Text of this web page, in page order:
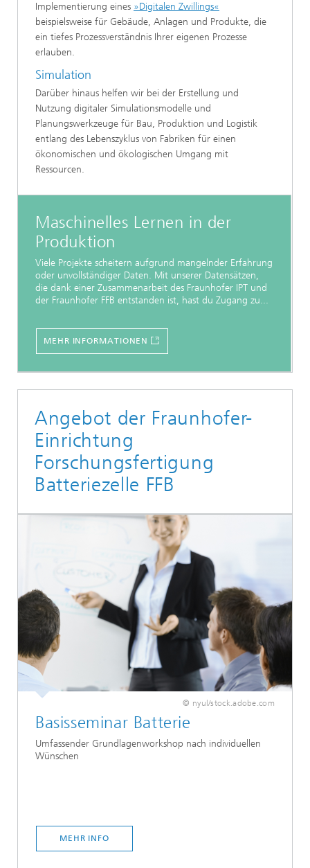
Implementierung eines »Digitalen Zwillings«
beispielsweise für Gebäude, Anlagen und Produkte, die
ein tiefes Prozessverständnis Ihrer eigenen Prozesse
erlauben.
Simulation
Darüber hinaus helfen wir bei der Erstellung und
Nutzung digitaler Simulationsmodelle und
Planungswerkzeuge für Bau, Produktion und Logistik
entlang des Lebenszyklus von Fabriken für einen
ökonomischen und ökologischen Umgang mit
Ressourcen.
Maschinelles Lernen in der
Produktion
Viele Projekte scheitern aufgrund mangelnder Erfahrung
oder unvollständiger Daten. Mit unserer Datensätzen,
die dank einer Zusammenarbeit des Fraunhofer IPT und
der Fraunhofer FFB entstanden ist, hast du Zugang zu...
MEHR INFORMATIONEN
Angebot der Fraunhofer-
Einrichtung
Forschungsfertigung
Batteriezelle FFB
© nyul/stock.adobe.com
Basisseminar Batterie
Umfassender Grundlagenworkshop nach individuellen
Wünschen
MEHR INFO